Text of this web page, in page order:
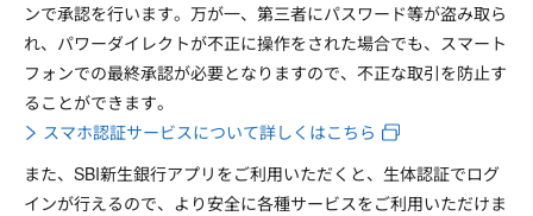
ンで承認を行います。万が一、第三者にパスワード等が盗み取ら
れ、パワーダイレクトが不正に操作をされた場合でも、スマート
フォンでの最終承認が必要となりますので、不正な取引を防止す
ることができます。
スマホ認証サービスについて詳しくはこちら
また、SBI新生銀行アプリをご利用いただくと、生体認証でログ
インが行えるので、より安全に各種サービスをご利用いただけま